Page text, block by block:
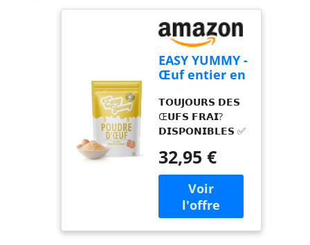
EASY YUMMY -
Œuf entier en
la cuisine
(1kg), 100%
d'œuf en
poudre
𝗧𝗢𝗨𝗝𝗢𝗨𝗥𝗦 𝗗𝗘𝗦
Œ𝗨𝗙𝗦 𝗙𝗥𝗔𝗜?
𝗗𝗜𝗦𝗣𝗢𝗡𝗜𝗕𝗟𝗘𝗦 ✅
d'avoir l'équivalent
de 80 œufs frais à
portée de main à
tout moment.
Notre poudre
d'œufs
32,95 €